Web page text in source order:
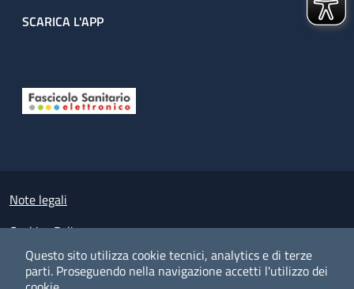
Questo sito utilizza cookie tecnici, analytics e di terze
parti. Proseguendo nella navigazione accetti l'utilizzo dei
SCARICA L'APP
Small prints
Note legali
Cookies Policy
Policy privacy e protezione del dato personale